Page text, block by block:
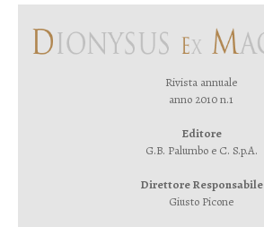
Rivista annuale
anno 2010 n.1
Editore
G.B. Palumbo e C. S.p.A.
Direttore Responsabile
Giusto Picone